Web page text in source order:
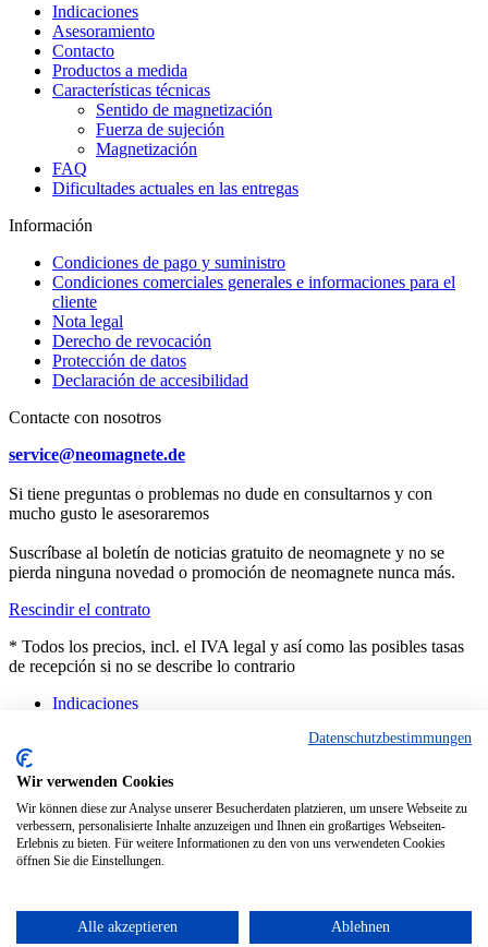
Indicaciones
Asesoramiento
Contacto
Productos a medida
Características técnicas
Sentido de magnetización
Fuerza de sujeción
Magnetización
FAQ
Dificultades actuales en las entregas
Información
Condiciones de pago y suministro
Condiciones comerciales generales e informaciones para el
cliente
Nota legal
Derecho de revocación
Protección de datos
Declaración de accesibilidad
Contacte con nosotros
service@neomagnete.de
Si tiene preguntas o problemas no dude en consultarnos y con
mucho gusto le asesoraremos
Suscríbase al boletín de noticias gratuito de neomagnete y no se
pierda ninguna novedad o promoción de neomagnete nunca más.
Rescindir el contrato
* Todos los precios, incl. el IVA legal y así como las posibles tasas
de recepción si no se describe lo contrario
Indicaciones
Características técnicas
FAQ
Dificultades actuales en las entregas
Copyright © - Todos los derechos reservados
die den Komfort bei Benutzung dieser Website erhöhen, der
Direktwerbung dienen oder die Interaktion mit anderen Websites
Datenschutzbestimmungen
Wir verwenden Cookies
Wir können diese zur Analyse unserer Besucherdaten platzieren, um unsere Webseite zu
verbessern, personalisierte Inhalte anzuzeigen und Ihnen ein großartiges Webseiten-
Erlebnis zu bieten. Für weitere Informationen zu den von uns verwendeten Cookies
öffnen Sie die Einstellungen.
Alle akzeptieren Ablehnen